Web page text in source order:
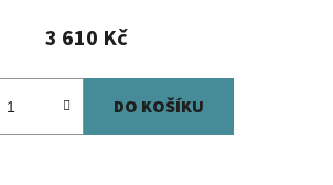
3 610 Kč
DO KOŠÍKU